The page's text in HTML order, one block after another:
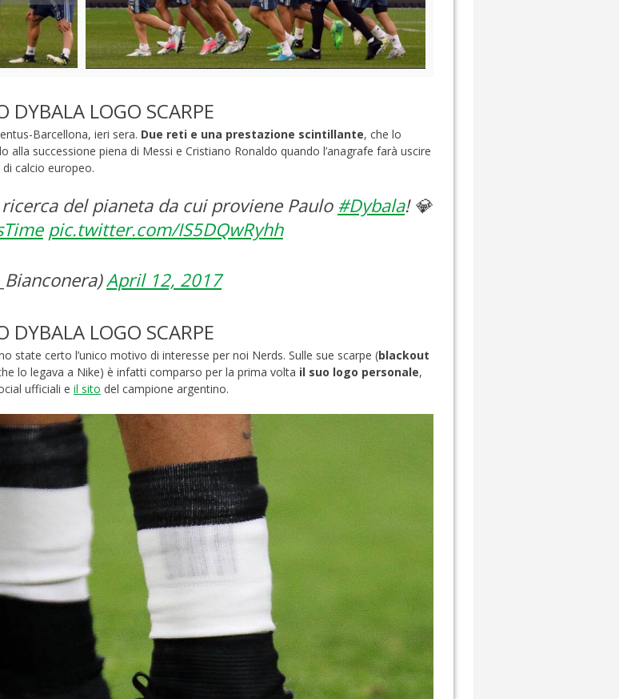
DYBALA LOGO SCARPE
Barcellona, ieri sera. Due reti e una prestazione scintillante, che lo
alla successione piena di Messi e Cristiano Ronaldo quando l’anagrafe farà uscire
calcio europeo.
del pianeta da cui proviene Paulo #Dybala! 💎
pic.twitter.com/IS5DQwRyhh
April 12, 2017
DYBALA LOGO SCARPE
state certo l’unico motivo di interesse per noi Nerds. Sulle sue scarpe (blackout
lo legava a Nike) è infatti comparso per la prima volta il suo logo personale,
ufficiali e il sito del campione argentino.